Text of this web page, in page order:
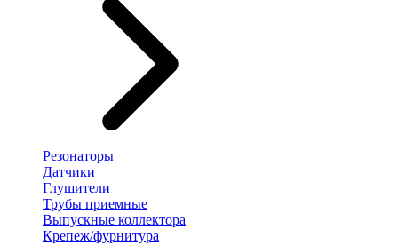
Резонаторы
Датчики
Глушители
Трубы приемные
Выпускные коллектора
Крепеж/фурнитура